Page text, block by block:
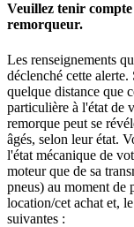
Veuillez tenir
remorqueur.
Les renseignements
déclenché cette
quelque distance que
particulière à l'état de
remorque peut se
âgés, selon leur état.
l'état mécanique de
moteur que de sa
pneus) au moment de
location/cet achat et,
suivantes :